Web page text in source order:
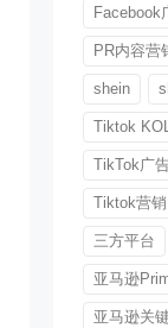
Facebook
PR内容营
shein
Tiktok
TikTok广
Tiktok营销
三方平台
亚马逊
亚马逊关